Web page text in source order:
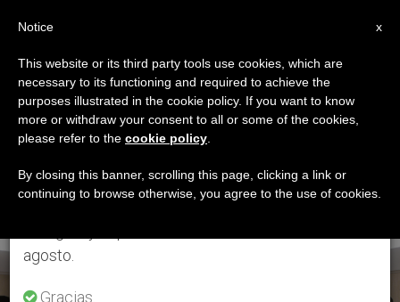
ETIQUETA
Posts Tagged ‘don De
La Gratuidad’
ÚLTIMAS NOTICIAS
×
Aviso importante
Del 27 de julio al 7 de agosto haremos la pausa
anual, aprovechando que en el periodo de verano
se generan menos informaciones y también el
agosto.
Gracias.
x
Notice
This website or its third party tools use cookies, which are
necessary to its functioning and required to achieve the
purposes illustrated in the cookie policy. If you want to know
more or withdraw your consent to all or some of the cookies,
please refer to the cookie policy
By closing this banner, scrolling this page, clicking a link or
continuing to browse otherwise, you agree to the use of cookies.